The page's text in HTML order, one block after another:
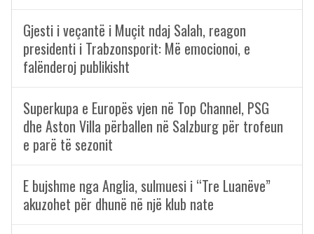
Gjesti i veçantë i Muçit ndaj Salah, reagon
presidenti i Trabzonsporit: Më emocionoi, e
falënderoj publikisht
Superkupa e Europës vjen në Top Channel, PSG
dhe Aston Villa përballen në Salzburg për trofeun
e parë të sezonit
E bujshme nga Anglia, sulmuesi i “Tre Luanëve”
akuzohet për dhunë në një klub nate